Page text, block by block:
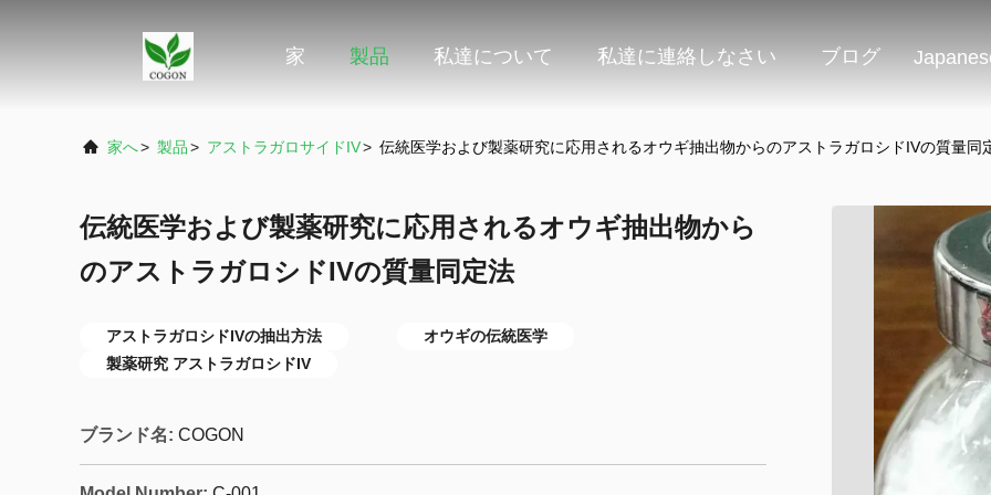
家 製品 私達について 私達に連絡しなさい ブログ
家へ> 製品> アストラガロサイドIV> 伝統医学および製薬研究に応用されるオウギ抽出物からのアストラガロシドIVの質量同
伝統医学および製薬研究に応用されるオウギ抽出物から
のアストラガロシドIVの質量同定法
アストラガロシドIVの抽出方法
オウギの伝統医学
製薬研究 アストラガロシドIV
ブランド名: COGON